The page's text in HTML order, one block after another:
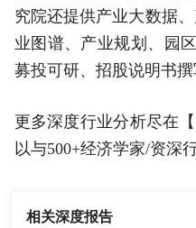
究院还提供产业大数据
业图谱、产业规划、园
募投可研、招股说明书撰
更多深度行业分析尽在
以与500+经济学家/资深
相关深度报告